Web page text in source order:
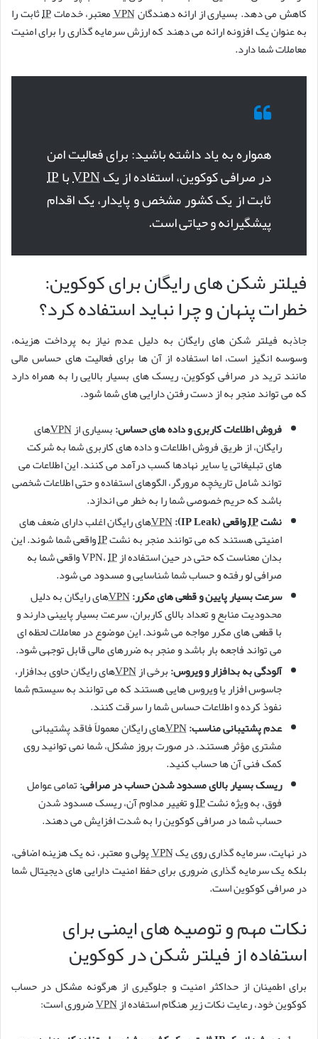
کاهش می دهد. بسیاری از ارائه دهندگانVPNمعتبر، خدماتIPثابت را
به عنوان یک افزونه ارائه می دهند که ارزش سرمایه گذاری را برای امنیت
معاملات شما دارد.
همواره به یاد داشته باشید: برای فعالیت امن
در صرافی کوکوین، استفاده از یکVPNباIP
ثابت از یک کشور مشخص و پایدار، یک اقدام
پیشگیرانه و حیاتی است.
فیلتر شکن های رایگان برای کوکوین:
خطرات پنهان و چرا نباید استفاده کرد؟
جاذبه فیلتر شکن های رایگان به دلیل عدم نیاز به پرداخت هزینه،
وسوسه انگیز است، اما استفاده از آن ها برای فعالیت های حساس مالی
مانند ترید در صرافی کوکوین، ریسک های بسیار بالایی را به همراه دارد
که می تواند منجر به از دست رفتن دارایی های شما شود.
فروش اطلاعات کاربری و داده های حساس:بسیاری ازVPNهای
رایگان، از طریق فروش اطلاعات و داده های کاربری شما به شرکت
های تبلیغاتی یا سایر نهادها کسب درآمد می کنند. این اطلاعات می
تواند شامل تاریخچه مرورگر، الگوهای استفاده و حتی اطلاعات شخصی
باشد که حریم خصوصی شما را به خطر می اندازد.
نشتIPواقعی (IP Leak): VPNهای رایگان اغلب دارای ضعف های
امنیتی هستند که می توانند منجر به نشتIPواقعی شما شوند. این
بدان معناست که حتی در حین استفاده از VPN،IP
واقعی شما به
صرافی لو رفته و حساب شما شناسایی و مسدود می شود.
سرعت بسیار پایین و قطعی های مکرر:VPNهای رایگان به دلیل
محدودیت منابع و تعداد بالای کاربران، سرعت بسیار پایینی دارند و
با قطعی های مکرر مواجه می شوند. این موضوع در معاملات لحظه ای
می تواند فاجعه بار باشد و منجر به ضررهای مالی قابل توجهی شود.
آلودگی به بدافزار و ویروس:برخی ازVPNهای رایگان حاوی بدافزار،
جاسوس افزار یا ویروس هایی هستند که می توانند به سیستم شما
نفوذ کرده و اطلاعات حساس شما را سرقت کنند.
عدم پشتیبانی مناسب:VPNهای رایگان معمولاً فاقد پشتیبانی
مشتری مؤثر هستند. در صورت بروز مشکل، شما نمی توانید روی
کمک فنی آن ها حساب کنید.
ریسک بسیار بالای مسدود شدن حساب در صرافی:تمامی عوامل
فوق، به ویژه نشتIPو تغییر مداوم آن، ریسک مسدود شدن
حساب شما در صرافی کوکوین را به شدت افزایش می دهند.
در نهایت، سرمایه گذاری روی یکVPNپولی و معتبر، نه یک هزینه اضافی،
بلکه یک سرمایه گذاری ضروری برای حفظ امنیت دارایی های دیجیتال شما
در صرافی کوکوین است.
نکات مهم و توصیه های ایمنی برای
استفاده از فیلتر شکن در کوکوین
برای اطمینان از حداکثر امنیت و جلوگیری از هرگونه مشکل در حساب
کوکوین خود، رعایت نکات زیر هنگام استفاده ازVPNضروری است: